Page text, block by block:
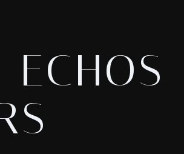
ECHOS